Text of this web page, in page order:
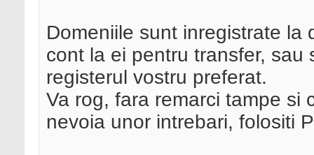
Domeniile sunt inregistrate la
cont la ei pentru transfer,
registerul vostru preferat.
Va rog, fara remarci tampe si
nevoia unor intrebari, folositi